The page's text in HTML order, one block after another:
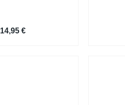
14,95€